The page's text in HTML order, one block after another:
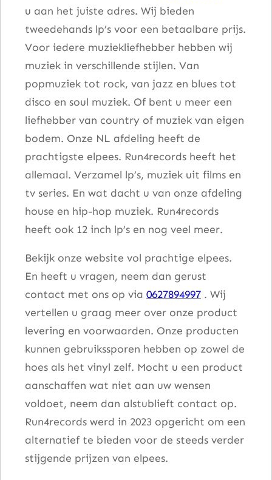
u aan het juiste adres. Wij bieden
tweedehands lp’s voor een betaalbare prijs.
Voor iedere muziekliefhebber hebben wij
muziek in verschillende stijlen. Van
popmuziek tot rock, van jazz en blues tot
disco en soul muziek. Of bent u meer een
liefhebber van country of muziek van eigen
bodem. Onze NL afdeling heeft de
prachtigste elpees. Run4records heeft het
allemaal. Verzamel lp’s, muziek uit films en
tv series. En wat dacht u van onze afdeling
house en hip-hop muziek. Run4records
heeft ook 12 inch lp’s en nog veel meer.
Bekijk onze website vol prachtige elpees.
En heeft u vragen, neem dan gerust
contact met ons op via 0627894997 . Wij
vertellen u graag meer over onze product
levering en voorwaarden. Onze producten
kunnen gebruikssporen hebben op zowel de
hoes als het vinyl zelf. Mocht u een product
aanschaffen wat niet aan uw wensen
voldoet, neem dan alstublieft contact op.
Run4records werd in 2023 opgericht om een
alternatief te bieden voor de steeds verder
stijgende prijzen van elpees.